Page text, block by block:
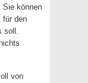
Sie können
für den
soll.
von